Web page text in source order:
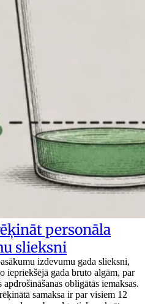
personāla
slieksni
izdevumu gada slieksni,
iepriekšējā gada bruto algām, par
obligātās iemaksas.
samaksa ir par visiem 12